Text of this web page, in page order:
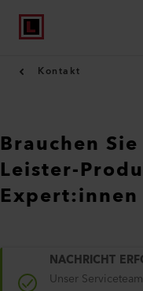
Kontakt
Brauchen
Leister-
NACHRICHT
Unser